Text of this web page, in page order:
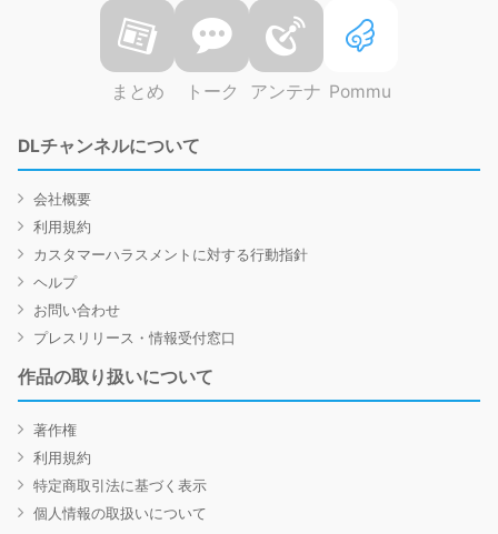
まとめ トーク アンテナ Pommu
DLチャンネルについて
会社概要
利用規約
カスタマーハラスメントに対する行動指針
ヘルプ
お問い合わせ
プレスリリース・情報受付窓口
作品の取り扱いについて
著作権
利用規約
特定商取引法に基づく表示
個人情報の取扱いについて